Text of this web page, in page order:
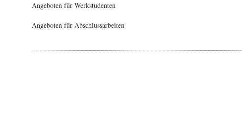
Angeboten für Werkstudenten
Angeboten für Abschlussarbeiten